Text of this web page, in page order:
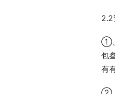
2.2
①
包
有